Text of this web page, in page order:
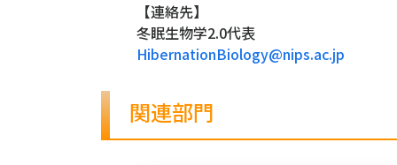
【連絡先】
冬眠生物学2.0代表
HibernationBiology@nips.ac.jp
関連部門